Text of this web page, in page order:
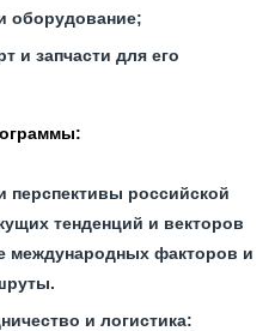
оборудование;
и запчасти для его
перспективы российской
тенденций и векторов
международных факторов и
и логистика: